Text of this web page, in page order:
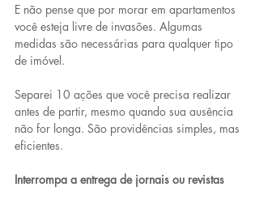
E não pense que por morar em apartamentos
você esteja livre de invasões. Algumas
medidas são necessárias para qualquer tipo
de imóvel.
Separei 10 ações que você precisa realizar
antes de partir, mesmo quando sua ausência
não for longa. São providências simples, mas
eficientes.
Interrompa a entrega de jornais ou revistas